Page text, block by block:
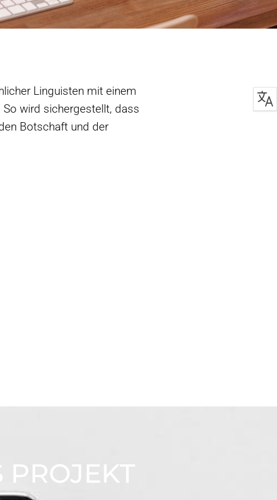
Linguisten mit einem
wird sichergestellt, dass
Botschaft und der
PROJEKT